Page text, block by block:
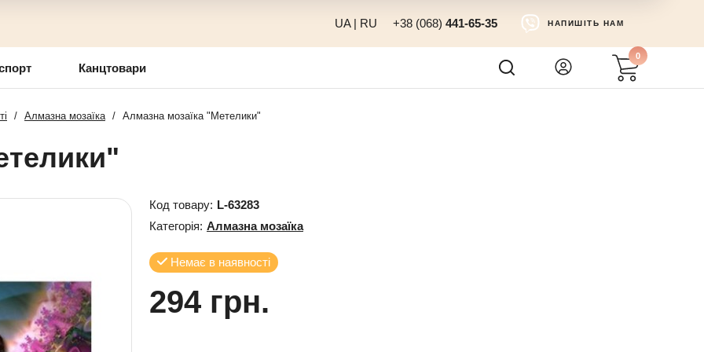
UA| RU +38 (068) 441-65-35 НАПИШІТЬ НАМ
Канцтовари
0
/ Алмазна мозаїка / Алмазна мозаїка "Метелики"
Код товару: L-63283
Категорія: Алмазна мозаїка
Немає в наявності
294 грн.